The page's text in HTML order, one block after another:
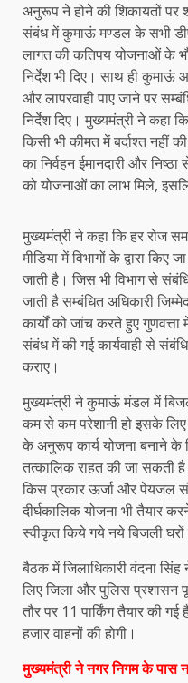
अनुरूप ने होने की शिकायतों पर
संबंध में कुमाऊं मण्डल के सभी
लागत की कतिपय योजनाओं के
निर्देश भी दिए। साथ ही
और लापरवाही पाए जाने पर
निर्देश दिए। मुख्यमंत्री ने कहा
किसी भी कीमत में बर्दाश्त नहीं
का निर्वहन ईमानदारी और
को योजनाओं का लाभ मिले,
मुख्यमंत्री ने कहा कि हर रोज
मीडिया में विभागों के द्वारा किए
जाती है। जिस भी विभाग से
जाती है सम्बंधित अधिकारी
कार्यों को जांच करते हुए
संबंध में की गई कार्यवाही से
कराए।
मुख्यमंत्री ने कुमाऊं मंडल में
कम से कम परेशानी हो इसके
के अनुरूप कार्य योजना बनाने के
तत्कालिक राहत की जा सकती है
किस प्रकार ऊर्जा और पेयजल
दीर्घकालिक योजना भी तैयार
स्वीकृत किये गये नये बिजली
बैठक में जिलाधिकारी वंदना
लिए जिला और पुलिस प्रशासन
तौर पर 11 पार्किंग तैयार की
हजार वाहनों की होगी।
मुख्यमंत्री ने नगर निगम के पास